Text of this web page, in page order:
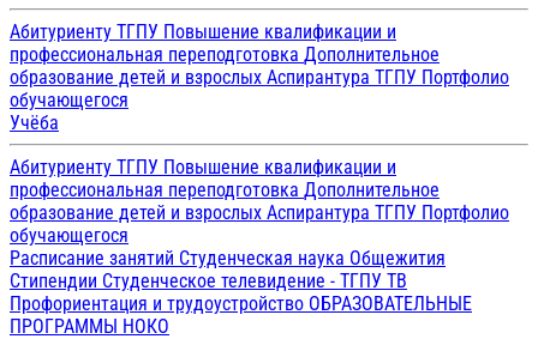
Абитуриенту ТГПУ Повышение квалификации и
профессиональная переподготовка Дополнительное
образование детей и взрослых Аспирантура ТГПУ Портфолио
обучающегося
Учёба
Абитуриенту ТГПУ Повышение квалификации и
профессиональная переподготовка Дополнительное
образование детей и взрослых Аспирантура ТГПУ Портфолио
обучающегося
Расписание занятий Студенческая наука Общежития
Стипендии Студенческое телевидение - ТГПУ ТВ
Профориентация и трудоустройство ОБРАЗОВАТЕЛЬНЫЕ
ПРОГРАММЫ НОКО